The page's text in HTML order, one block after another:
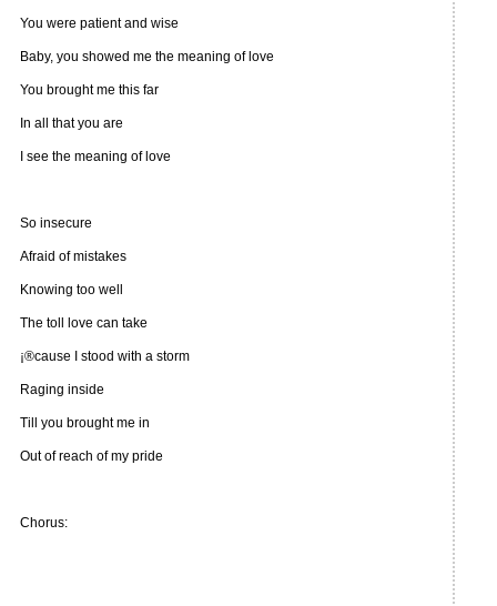
You were patient and wise
Baby, you showed me the meaning of love
You brought me this far
In all that you are
I see the meaning of love
So insecure
Afraid of mistakes
Knowing too well
The toll love can take
¡®cause I stood with a storm
Raging inside
Till you brought me in
Out of reach of my pride
Chorus: